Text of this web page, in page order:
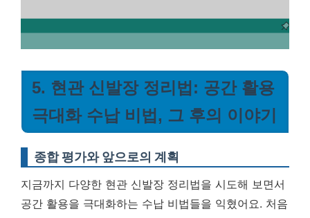
5. 현관 신발장 정리법: 공간 활용
극대화 수납 비법, 그 후의 이야기
종합 평가와 앞으로의 계획
지금까지 다양한 현관 신발장 정리법을 시도해 보면서
공간 활용을 극대화하는 수납 비법들을 익혔어요. 처음